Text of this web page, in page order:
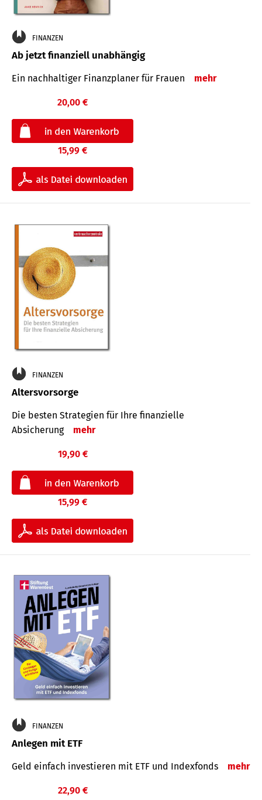
FINANZEN
Ab jetzt finanziell unabhängig
Ein nachhaltiger Finanzplaner für Frauen mehr
20,00 €
15,99 €
FINANZEN
Altersvorsorge
Die besten Strategien für Ihre finanzielle
Absicherung
mehr
19,90 €
15,99 €
FINANZEN
Anlegen mit ETF
Geld einfach investieren mit ETF und Indexfonds mehr
22,90 €